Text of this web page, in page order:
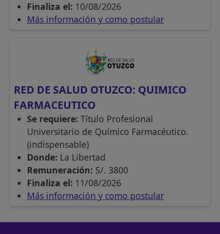
Finaliza el: 10/08/2026
Más información y como postular
RED DE SALUD OTUZCO: QUIMICO
FARMACEUTICO
Se requiere: Título Profesional
Universitario de Químico Farmacéutico.
(indispensable)
Donde: La Libertad
Remuneración: S/. 3800
Finaliza el: 11/08/2026
Más información y como postular